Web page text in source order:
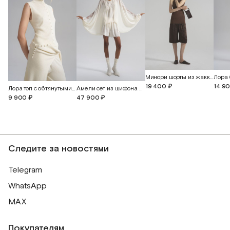
Лора топ с обтянутыми пуговицами
9 900 ₽
Амели сет из шифона и английского кружева
47 900 ₽
Минори шорты из жаккардового шелка с бабочками
19 400 ₽
14
Следите за новостями
Telegram
WhatsApp
MAX